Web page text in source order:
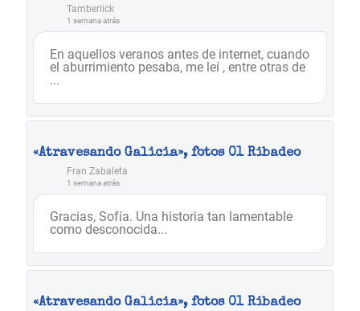
Tamberlick
1 semana atrás
En aquellos veranos antes de internet, cuando
el aburrimiento pesaba, me leí , entre otras de
...
«Atravesando Galicia», fotos 01 Ribadeo
Fran Zabaleta
1 semana atrás
Gracias, Sofía. Una historia tan lamentable
como desconocida...
«Atravesando Galicia», fotos 01 Ribadeo